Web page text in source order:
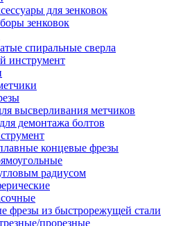
для зенковок
зенковок
спиральные сверла
инструмент
высверливания метчиков
демонтажа болтов
концевые фрезы
радиусом
фрезы из быстрорежущей стали
прорезные